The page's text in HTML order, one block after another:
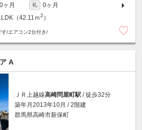
0ヶ月 礼
0ヶ月
（42.11ｍ2 ）
す/エアコン2台付き/
A
ＪＲ上越線高崎問屋町駅 / 徒歩32分
築年月2013年10月 / 2階建
群馬県高崎市新保町